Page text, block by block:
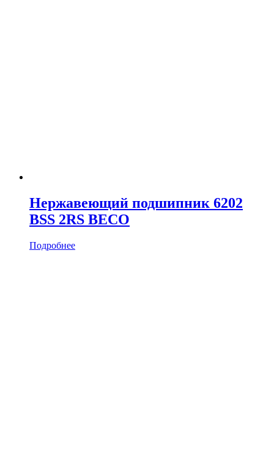
Нержавеющий подшипник 6202
BSS 2RS BECO
Подробнее